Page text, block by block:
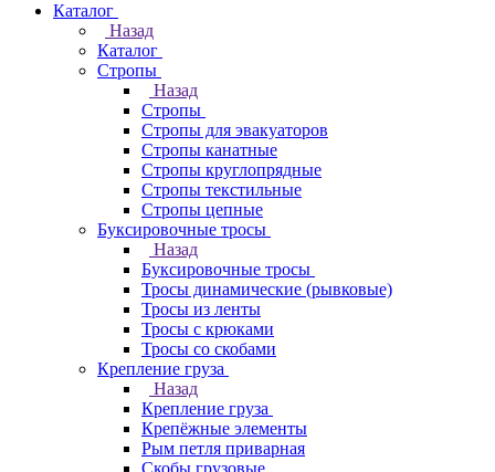
Каталог
Назад
Каталог
Стропы
Назад
Стропы
Стропы для эвакуаторов
Стропы канатные
Стропы круглопрядные
Стропы текстильные
Стропы цепные
Буксировочные тросы
Назад
Буксировочные тросы
Тросы динамические (рывковые)
Тросы из ленты
Тросы с крюками
Тросы со скобами
Крепление груза
Назад
Крепление груза
Крепёжные элементы
Рым петля приварная
Скобы грузовые